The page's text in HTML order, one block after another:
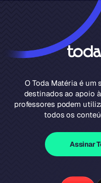
O Toda Matéria é um
destinados ao apoio
professores podem
todos os
Assinar